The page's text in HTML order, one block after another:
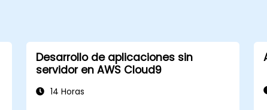
Desarrollo de aplicaciones sin
servidor en AWS Cloud9
14 Horas